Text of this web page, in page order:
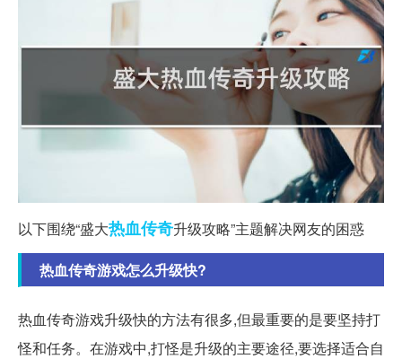
以下围绕“盛大热血传奇升级攻略”主题解决网友的困惑
热血传奇游戏怎么升级快?
热血传奇游戏升级快的方法有很多,但最重要的是要坚持打
怪和任务。在游戏中,打怪是升级的主要途径,要选择适合自